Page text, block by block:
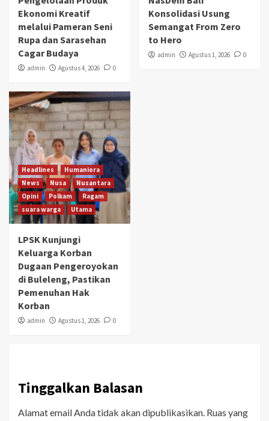
Ekonomi Kreatif
melalui Pameran Seni
Rupa dan Sarasehan
Cagar Budaya
admin Agustus 4, 2026 0
Konsolidasi Usung
Semangat From Zero
to Hero
admin Agustus 1, 2026 0
Headlines
Humaniora
News
Nusa
Nusantara
Opini
Polkam
Ragam
suara warga
Utama
LPSK Kunjungi
Keluarga Korban
Dugaan Pengeroyokan
di Buleleng, Pastikan
Pemenuhan Hak
Korban
admin Agustus 1, 2026 0
Tinggalkan Balasan
Alamat email Anda tidak akan dipublikasikan. Ruas yang